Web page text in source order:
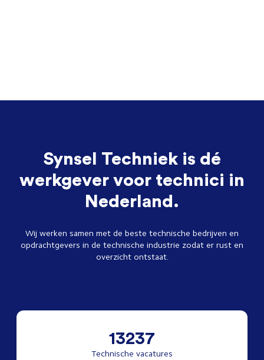
Synsel Techniek is dé
werkgever voor technici in
Nederland.
Wij werken samen met de beste technische bedrijven en
opdrachtgevers in de technische industrie zodat er rust en
overzicht ontstaat.
13237
Technische vacatures